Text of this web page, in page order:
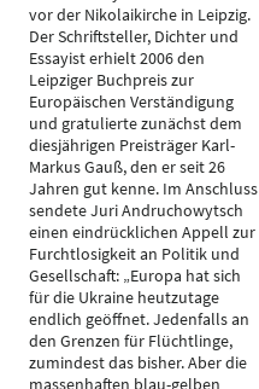
vor der Nikolaikirche in Leipzig.
Der Schriftsteller, Dichter und
Essayist erhielt 2006 den
Leipziger Buchpreis zur
Europäischen Verständigung
und gratulierte zunächst dem
diesjährigen Preisträger Karl-
Markus Gauß, den er seit 26
Jahren gut kenne. Im Anschluss
sendete Juri Andruchowytsch
einen eindrücklichen Appell zur
Furchtlosigkeit an Politik und
Gesellschaft: „Europa hat sich
für die Ukraine heutzutage
endlich geöffnet. Jedenfalls an
den Grenzen für Flüchtlinge,
zumindest das bisher. Aber die
massenhaften blau-gelben